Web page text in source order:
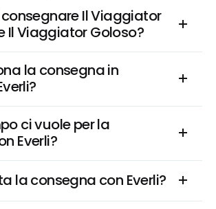
Il Viaggiator
Il Viaggiator Goloso?
la consegna in
ci vuole per la
Everli?
la consegna con Everli?